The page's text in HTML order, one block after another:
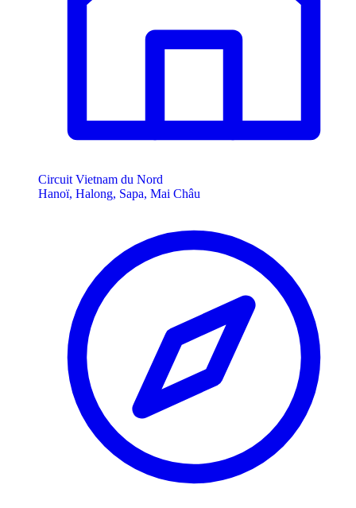
Circuit Vietnam du Nord
Hanoï, Halong, Sapa, Mai Châu